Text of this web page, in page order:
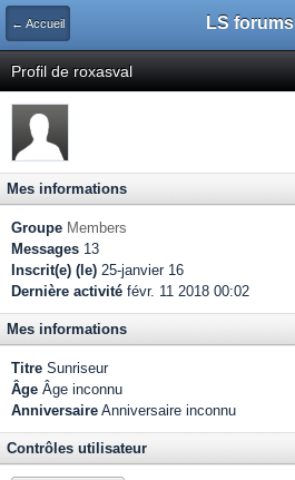
← Accueil LS forums
Profil de roxasval
Mes informations
Groupe Members
Messages 13
Inscrit(e) (le) 25-janvier 16
Dernière activité févr. 11 2018 00:02
Mes informations
Titre Sunriseur
Âge Âge inconnu
Anniversaire Anniversaire inconnu
Contrôles utilisateur